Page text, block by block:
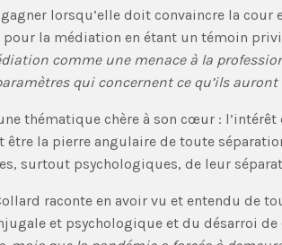
lorsqu’elle doit convaincre la cour
la médiation en étant un témoin
comme une menace à la
qui concernent ce qu’ils
thématique chère à son cœur :
la pierre angulaire de toute
surtout psychologiques, de leur
raconte en avoir vu et entendu de
et psychologique et du désarroi